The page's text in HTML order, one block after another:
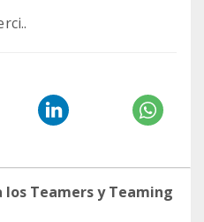
los Teamers y Teaming